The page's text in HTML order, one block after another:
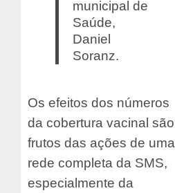
municipal de
Saúde,
Daniel
Soranz.
Os efeitos dos números
da cobertura vacinal são
frutos das ações de uma
rede completa da SMS,
especialmente da